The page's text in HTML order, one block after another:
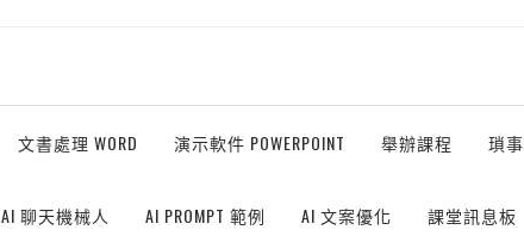
文書處理 WORD 演示軟件 POWERPOINT 舉辦課程 瑣事
AI 聊天機械人 AI PROMPT 範例 AI 文案優化 課堂訊息板